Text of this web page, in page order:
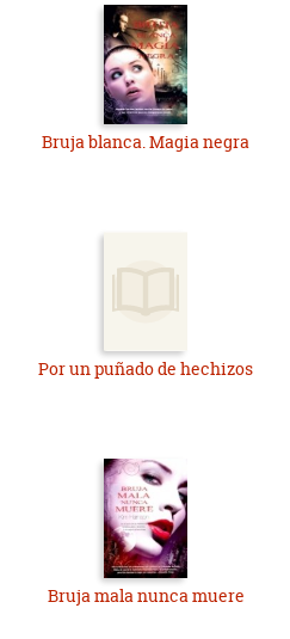
Bruja blanca. Magia negra
Por un puñado de hechizos
Bruja mala nunca muere